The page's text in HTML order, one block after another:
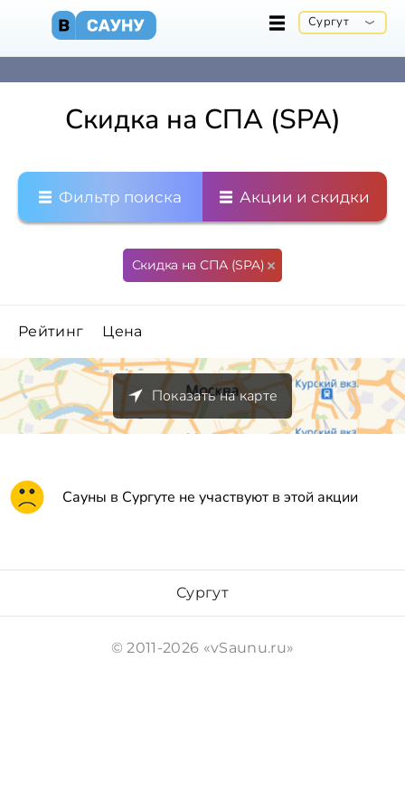
Сургут
Скидка на СПА (SPA)
Фильтр поиска Акции и скидки
Скидка на СПА (SPA)
Рейтинг Цена
Показать на карте
Сауны в Сургуте не участвуют в этой акции
Сургут
© 2011-2026 «vSaunu.ru»